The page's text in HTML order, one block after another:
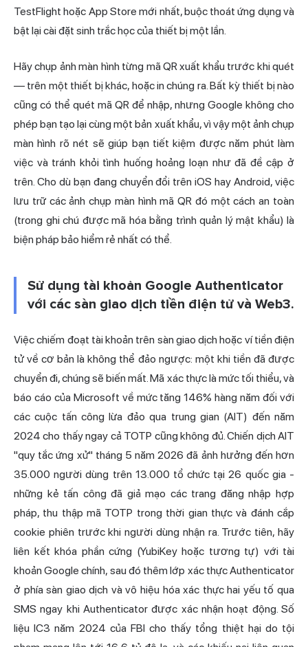
TestFlight hoặc App Store mới nhất, buộc thoát ứng dụng và
bật lại cài đặt sinh trắc học của thiết bị một lần.
Hãy chụp ảnh màn hình từng mã QR xuất khẩu trước khi quét
— trên một thiết bị khác, hoặc in chúng ra. Bất kỳ thiết bị nào
cũng có thể quét mã QR để nhập, nhưng Google không cho
phép bạn tạo lại cùng một bản xuất khẩu, vì vậy một ảnh chụp
màn hình rõ nét sẽ giúp bạn tiết kiệm được năm phút làm
việc và tránh khỏi tình huống hoảng loạn như đã đề cập ở
trên. Cho dù bạn đang chuyển đổi trên iOS hay Android, việc
lưu trữ các ảnh chụp màn hình mã QR đó một cách an toàn
(trong ghi chú được mã hóa bằng trình quản lý mật khẩu) là
biện pháp bảo hiểm rẻ nhất có thể.
Sử dụng tài khoản Google Authenticator
với các sàn giao dịch tiền điện tử và Web3.
Việc chiếm đoạt tài khoản trên sàn giao dịch hoặc ví tiền điện
tử về cơ bản là không thể đảo ngược: một khi tiền đã được
chuyển đi, chúng sẽ biến mất. Mã xác thực là mức tối thiểu, và
báo cáo của Microsoft về mức tăng 146% hàng năm đối với
các cuộc tấn công lừa đảo qua trung gian (AIT) đến năm
2024 cho thấy ngay cả TOTP cũng không đủ. Chiến dịch AIT
"quy tắc ứng xử" tháng 5 năm 2026 đã ảnh hưởng đến hơn
35.000 người dùng trên 13.000 tổ chức tại 26 quốc gia -
những kẻ tấn công đã giả mạo các trang đăng nhập hợp
pháp, thu thập mã TOTP trong thời gian thực và đánh cắp
cookie phiên trước khi người dùng nhận ra. Trước tiên, hãy
liên kết khóa phần cứng (YubiKeyhoặc tương tự) với tài
khoản Google chính, sau đó thêm lớp xác thực Authenticator
ở phía sàn giao dịch và vô hiệu hóa xác thực hai yếu tố qua
SMS ngay khi Authenticator được xác nhận hoạt động. Số
liệu IC3 năm 2024 của FBI cho thấy tổng thiệt hại do tội